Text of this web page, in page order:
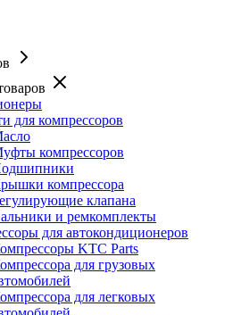
для компрессоров
компрессоров
компрессора
клапана
и ремкомплекты
для автокондиционеров
KTC Parts
для грузовых
для легковых